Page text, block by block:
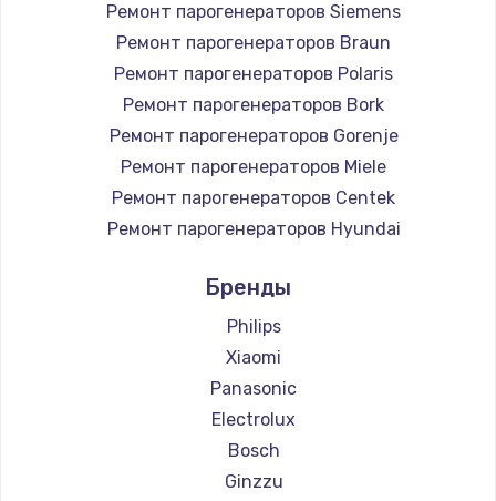
Ремонт парогенераторов Siemens
Ремонт парогенераторов Braun
Ремонт парогенераторов Polaris
Ремонт парогенераторов Bork
Ремонт парогенераторов Gorenje
Ремонт парогенераторов Miele
Ремонт парогенераторов Centek
Ремонт парогенераторов Hyundai
Ремонт парогенераторов DELTA
Ремонт парогенераторов Silter
Ремонт парогенераторов Chayka
Ремонт парогенераторов Beko
Ремонт парогенераторов Vivitek
Ремонт парогенераторов RED solution
Бренды
Philips
Xiaomi
Panasonic
Electrolux
Bosch
Ginzzu